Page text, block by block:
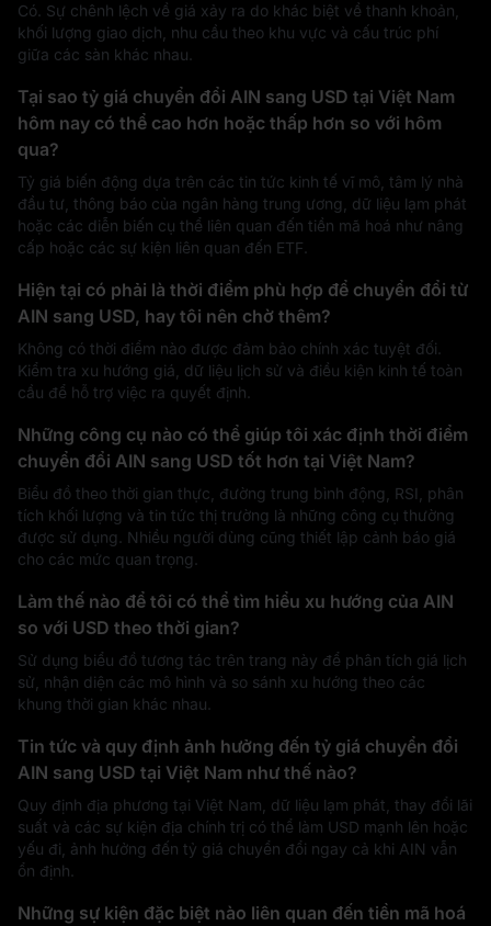
Có. Sự chênh lệch về giá xảy ra do khác biệt về thanh khoản,
khối lượng giao dịch, nhu cầu theo khu vực và cấu trúc phí
giữa các sàn khác nhau.
Tại sao tỷ giá chuyển đổi AIN sang USD tại Việt Nam
hôm nay có thể cao hơn hoặc thấp hơn so với hôm
qua?
Tỷ giá biến động dựa trên các tin tức kinh tế vĩ mô, tâm lý nhà
đầu tư, thông báo của ngân hàng trung ương, dữ liệu lạm phát
hoặc các diễn biến cụ thể liên quan đến tiền mã hoá như nâng
cấp hoặc các sự kiện liên quan đến ETF.
Hiện tại có phải là thời điểm phù hợp để chuyển đổi từ
AIN sang USD, hay tôi nên chờ thêm?
Không có thời điểm nào được đảm bảo chính xác tuyệt đối.
Kiểm tra xu hướng giá, dữ liệu lịch sử và điều kiện kinh tế toàn
cầu để hỗ trợ việc ra quyết định.
Những công cụ nào có thể giúp tôi xác định thời điểm
chuyển đổi AIN sang USD tốt hơn tại Việt Nam?
Biểu đồ theo thời gian thực, đường trung bình động, RSI, phân
tích khối lượng và tin tức thị trường là những công cụ thường
được sử dụng. Nhiều người dùng cũng thiết lập cảnh báo giá
cho các mức quan trọng.
Làm thế nào để tôi có thể tìm hiểu xu hướng của AIN
so với USD theo thời gian?
Sử dụng biểu đồ tương tác trên trang này để phân tích giá lịch
sử, nhận diện các mô hình và so sánh xu hướng theo các
khung thời gian khác nhau.
Tin tức và quy định ảnh hưởng đến tỷ giá chuyển đổi
AIN sang USD tại Việt Nam như thế nào?
Quy định địa phương tại Việt Nam, dữ liệu lạm phát, thay đổi lãi
suất và các sự kiện địa chính trị có thể làm USD mạnh lên hoặc
yếu đi, ảnh hưởng đến tỷ giá chuyển đổi ngay cả khi AIN vẫn
ổn định.
Những sự kiện đặc biệt nào liên quan đến tiền mã hoá